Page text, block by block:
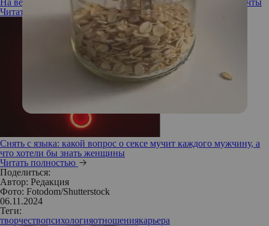
Читать полностью
Снять с языка: какой вопрос о сексе мучит каждого мужчину, а
что хотели бы знать женщины
Читать полностью
Поделиться:
Автор: Редакция
Фото: Fotodom/Shutterstock
06.11.2024
Теги:
творчествопсихологияотношениякарьера